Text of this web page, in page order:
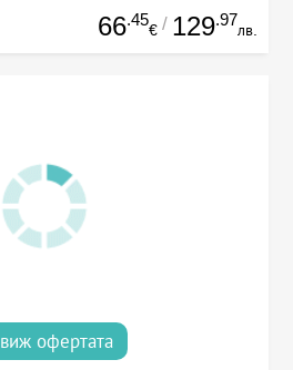
66.45
€ / 129.97
лв.
виж офертата